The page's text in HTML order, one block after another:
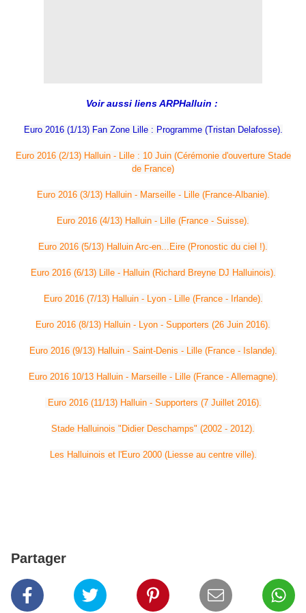
Voir aussi liens ARPHalluin :
Euro 2016 (1/13) Fan Zone Lille : Programme (Tristan Delafosse).
Euro 2016 (2/13) Halluin - Lille : 10 Juin (Cérémonie d'ouverture Stade
de France)
Euro 2016 (3/13) Halluin - Marseille - Lille (France-Albanie).
Euro 2016 (4/13) Halluin - Lille (France - Suisse).
Euro 2016 (5/13) Halluin Arc-en...Eire (Pronostic du ciel !).
Euro 2016 (6/13) Lille - Halluin (Richard Breyne DJ Halluinois).
Euro 2016 (7/13) Halluin - Lyon - Lille (France - Irlande).
Euro 2016 (8/13) Halluin - Lyon - Supporters (26 Juin 2016).
Euro 2016 (9/13) Halluin - Saint-Denis - Lille (France - Islande).
Euro 2016 10/13 Halluin - Marseille - Lille (France - Allemagne).
Euro 2016 (11/13) Halluin - Supporters (7 Juillet 2016).
Stade Halluinois "Didier Deschamps" (2002 - 2012).
Les Halluinois et l'Euro 2000 (Liesse au centre ville).
Partager